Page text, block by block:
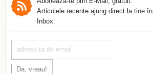
Articolele recente ajung direct la tine în
Inbox.